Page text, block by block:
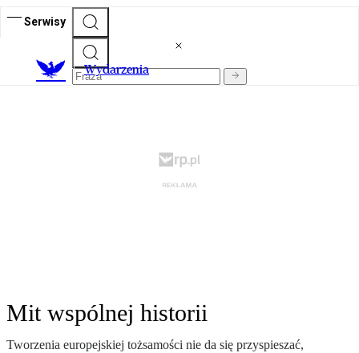
Serwisy
Wydarzenia
Mit wspólnej historii
Tworzenia europejskiej tożsamości nie da się przyspieszać,